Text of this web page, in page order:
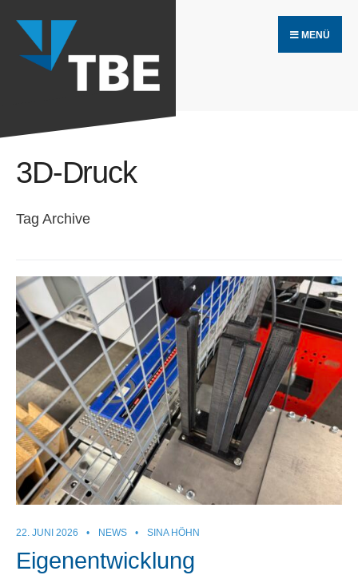
Skip
content
MENÜ
3D-Druck
Tag Archive
22. JUNI 2026 • NEWS • SINA HÖHN
Eigenentwicklung